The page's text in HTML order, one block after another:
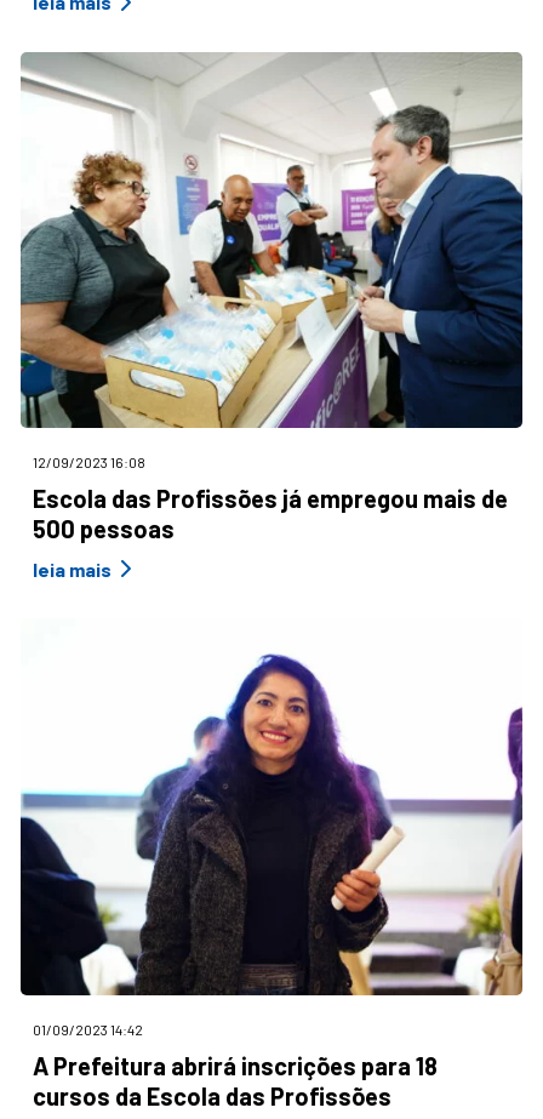
12/09/2023 16:08
Escola das Profissões já empregou mais de
500 pessoas
leia mais
01/09/2023 14:42
A Prefeitura abrirá inscrições para 18
cursos da Escola das Profissões